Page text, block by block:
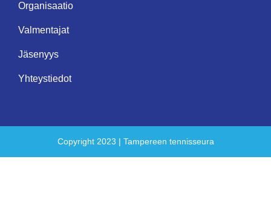
Organisaatio
Valmentajat
Jäsenyys
Yhteystiedot
Copyright 2023 | Tampereen tennisseura